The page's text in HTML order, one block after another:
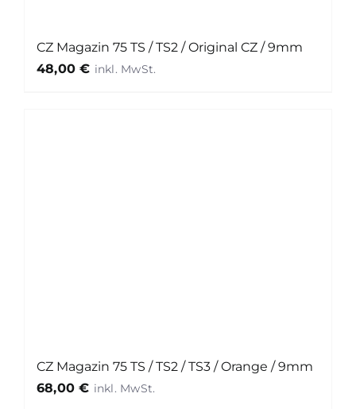
CZ Magazin 75 TS / TS2 / Original CZ / 9mm
48,00€
CZ Magazin 75 TS / TS2 / TS3 / Orange / 9mm
68,00€